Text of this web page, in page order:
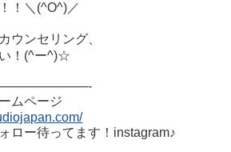
！＼(^O^)／
ウンセリング、
！(^ー^)☆
ムページ
ロー待ってます！instagram♪